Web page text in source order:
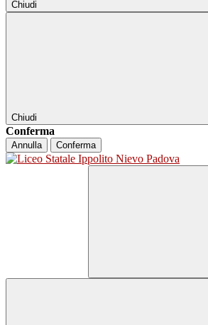
Chiudi
Chiudi
Conferma
Annulla Conferma